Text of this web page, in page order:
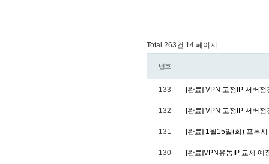
Total 263건 14 페이지
번호
133 [완료] VPN 고정IP 서버
132 [완료] VPN 고정IP 서버
131 [완료] 1월15일(화) 프록
130 [완료]VPN유동IP 교체 예